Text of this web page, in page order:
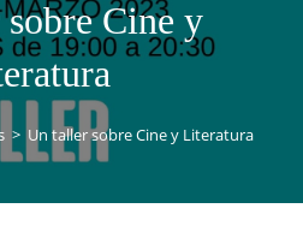
Cine y
> Un taller sobre Cine y Literatura